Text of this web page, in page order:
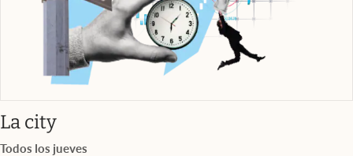
La cityabre en nueva pestaña
Todos los jueves